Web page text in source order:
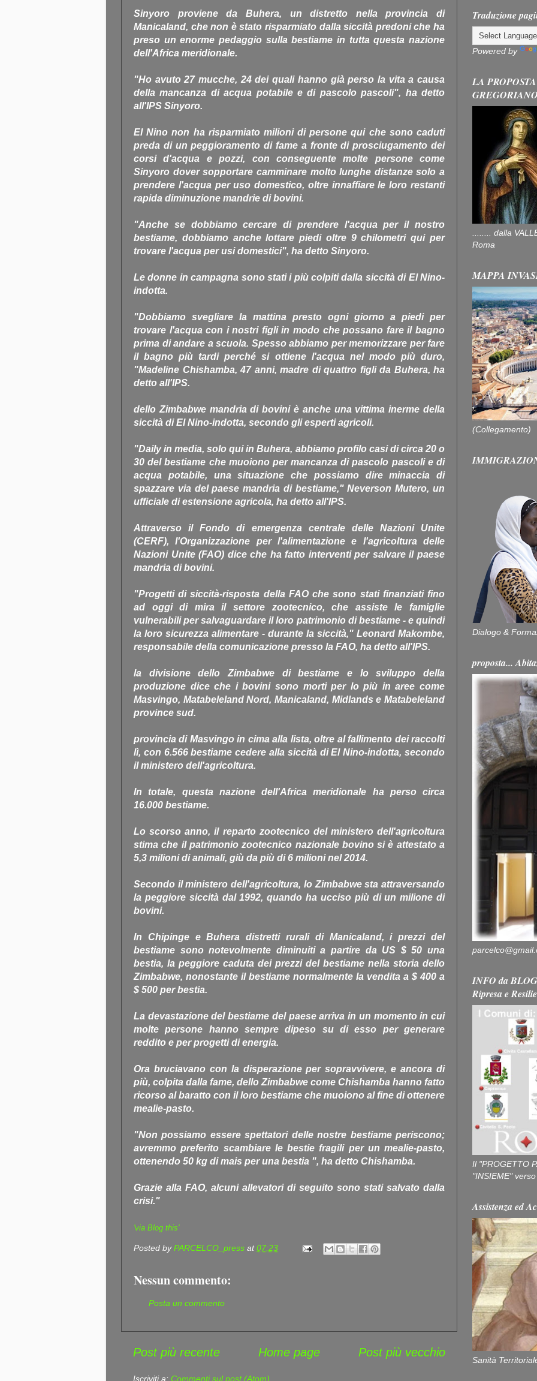
Sinyoro proviene da Buhera, un distretto nella provincia di
Manicaland, che non è stato risparmiato dalla siccità predoni che ha
preso un enorme pedaggio sulla bestiame in tutta questa nazione
dell'Africa meridionale.
"Ho avuto 27 mucche, 24 dei quali hanno già perso la vita a causa
della mancanza di acqua potabile e di pascolo pascoli", ha detto
all'IPS Sinyoro.
El Nino non ha risparmiato milioni di persone qui che sono caduti
preda di un peggioramento di fame a fronte di prosciugamento dei
corsi d'acqua e pozzi, con conseguente molte persone come
Sinyoro dover sopportare camminare molto lunghe distanze solo a
prendere l'acqua per uso domestico, oltre innaffiare le loro restanti
rapida diminuzione mandrie di bovini.
"Anche se dobbiamo cercare di prendere l'acqua per il nostro
bestiame, dobbiamo anche lottare piedi oltre 9 chilometri qui per
trovare l'acqua per usi domestici", ha detto Sinyoro.
Le donne in campagna sono stati i più colpiti dalla siccità di El Nino-
indotta.
"Dobbiamo svegliare la mattina presto ogni giorno a piedi per
trovare l'acqua con i nostri figli in modo che possano fare il bagno
prima di andare a scuola. Spesso abbiamo per memorizzare per fare
il bagno più tardi perché si ottiene l'acqua nel modo più duro,
"Madeline Chishamba, 47 anni, madre di quattro figli da Buhera, ha
detto all'IPS.
dello Zimbabwe mandria di bovini è anche una vittima inerme della
siccità di El Nino-indotta, secondo gli esperti agricoli.
"Daily in media, solo qui in Buhera, abbiamo profilo casi di circa 20 o
30 del bestiame che muoiono per mancanza di pascolo pascoli e di
acqua potabile, una situazione che possiamo dire minaccia di
spazzare via del paese mandria di bestiame," Neverson Mutero, un
ufficiale di estensione agricola, ha detto all'IPS.
Attraverso il Fondo di emergenza centrale delle Nazioni Unite
(CERF), l'Organizzazione per l'alimentazione e l'agricoltura delle
Nazioni Unite (FAO) dice che ha fatto interventi per salvare il paese
mandria di bovini.
"Progetti di siccità-risposta della FAO che sono stati finanziati fino
ad oggi di mira il settore zootecnico, che assiste le famiglie
vulnerabili per salvaguardare il loro patrimonio di bestiame - e quindi
la loro sicurezza alimentare - durante la siccità," Leonard Makombe,
responsabile della comunicazione presso la FAO, ha detto all'IPS.
la divisione dello Zimbabwe di bestiame e lo sviluppo della
produzione dice che i bovini sono morti per lo più in aree come
Masvingo, Matabeleland Nord, Manicaland, Midlands e Matabeleland
province sud.
provincia di Masvingo in cima alla lista, oltre al fallimento dei raccolti
lì, con 6.566 bestiame cedere alla siccità di El Nino-indotta, secondo
il ministero dell'agricoltura.
In totale, questa nazione dell'Africa meridionale ha perso circa
16.000 bestiame.
Lo scorso anno, il reparto zootecnico del ministero dell'agricoltura
stima che il patrimonio zootecnico nazionale bovino si è attestato a
5,3 milioni di animali, giù da più di 6 milioni nel 2014.
Secondo il ministero dell'agricoltura, lo Zimbabwe sta attraversando
la peggiore siccità dal 1992, quando ha ucciso più di un milione di
bovini.
In Chipinge e Buhera distretti rurali di Manicaland, i prezzi del
bestiame sono notevolmente diminuiti a partire da US $ 50 una
bestia, la peggiore caduta dei prezzi del bestiame nella storia dello
Zimbabwe, nonostante il bestiame normalmente la vendita a $ 400 a
$ 500 per bestia.
La devastazione del bestiame del paese arriva in un momento in cui
molte persone hanno sempre dipeso su di esso per generare
reddito e per progetti di energia.
Ora bruciavano con la disperazione per sopravvivere, e ancora di
più, colpita dalla fame, dello Zimbabwe come Chishamba hanno fatto
ricorso al baratto con il loro bestiame che muoiono al fine di ottenere
mealie-pasto.
"Non possiamo essere spettatori delle nostre bestiame periscono;
avremmo preferito scambiare le bestie fragili per un mealie-pasto,
ottenendo 50 kg di mais per una bestia ", ha detto Chishamba.
Grazie alla FAO, alcuni allevatori di seguito sono stati salvato dalla
crisi."
'via Blog this'
Posted byPARCELCO_press at07:23
Nessun commento:
Posta un commento
Post più recente Post più vecchio
Home page
Iscriviti a: Commenti sul post (Atom)
Traduzione
Powered by
LA
........ dalla
Roma
MAPPA
(Collegamento)
Dialogo &
proposta...
INFO da
Ripresa e
Il "PROGETTO
"INSIEME"
Assistenza ed
Sanità